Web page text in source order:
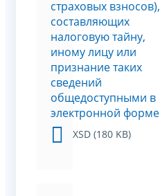
страховых взносов),
составляющих
налоговую тайну,
иному лицу или
признание таких
сведений
общедоступными в
электронной форме
XSD (180 KB)